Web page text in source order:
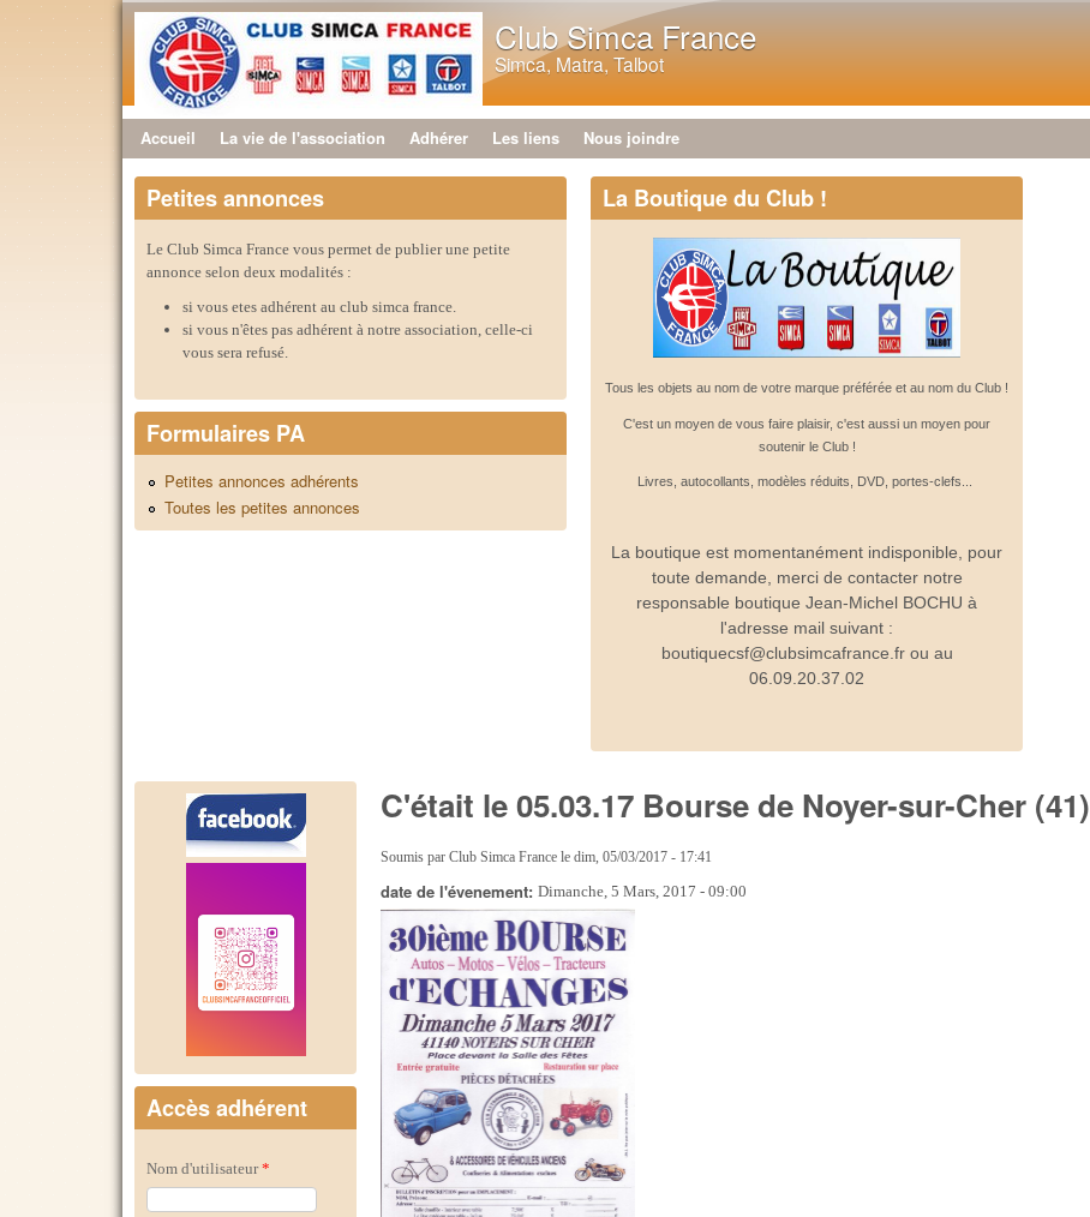
Club Simca France
Simca, Matra, Talbot
Menu principal
Accueil La vie de l'association Adhérer Les liens Nous joindre
Petites annonces
Le Club Simca France vous permet de publier une petite
annonce selon deux modalités :
si vous etes adhérent au club simca france.
si vous n'êtes pas adhérent à notre association, celle-ci
vous sera refusé.
Formulaires PA
Petites annonces adhérents
Toutes les petites annonces
La Boutique du Club !
Tous les objets au nom de votre marque préférée et au nom du Club !
C'est un moyen de vous faire plaisir, c'est aussi un moyen pour
soutenir le Club !
Livres, autocollants, modèles réduits, DVD, portes-clefs...
La boutique est momentanément indisponible, pour
toute demande, merci de contacter notre
responsable boutique Jean-Michel BOCHU à
l'adresse mail suivant :
boutiquecsf@clubsimcafrance.fr ou au
06.09.20.37.02
C'était le 05.03.17 Bourse de Noyer-sur-Cher (41)
Soumis parClub Simca France ledim, 05/03/2017 - 17:41
date de l'évenement:Dimanche, 5 Mars, 2017 - 09:00
Accès adhérent
Nom d'utilisateur*